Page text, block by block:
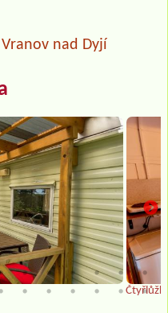
Vranov nad Dyjí